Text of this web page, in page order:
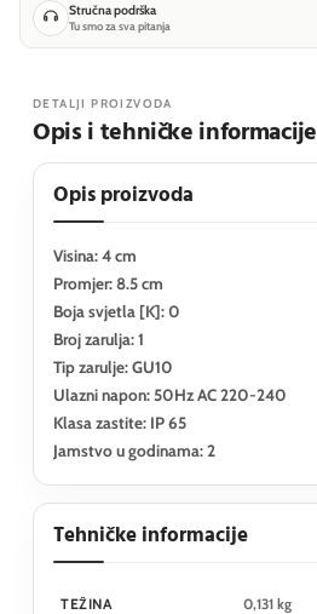
Stručna podrška
Tu smo za sva pitanja
DETALJI PROIZVODA
Opis i tehničke informacije
Opis proizvoda
Visina: 4 cm
Promjer: 8.5 cm
Boja svjetla [K]: 0
Broj zarulja: 1
Tip zarulje: GU10
Ulazni napon: 50Hz AC 220-240
Klasa zastite: IP 65
Jamstvo u godinama: 2
Tehničke informacije
TEŽINA 0,131 kg